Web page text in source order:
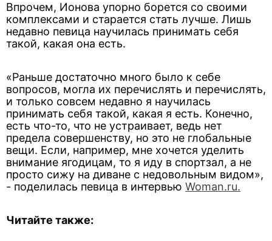
Впрочем, Ионова упорно борется со своими
комплексами и старается стать лучше. Лишь
недавно певица научилась принимать себя
такой, какая она есть.
«Раньше достаточно много было к себе
вопросов, могла их перечислять и перечислять,
и только совсем недавно я научилась
принимать себя такой, какая я есть. Конечно,
есть что-то, что не устраивает, ведь нет
предела совершенству, но это не глобальные
вещи. Если, например, мне хочется уделить
внимание ягодицам, то я иду в спортзал, а не
просто сижу на диване с недовольным видом»,
- поделилась певица в интервью Woman.ru.
Читайте также: